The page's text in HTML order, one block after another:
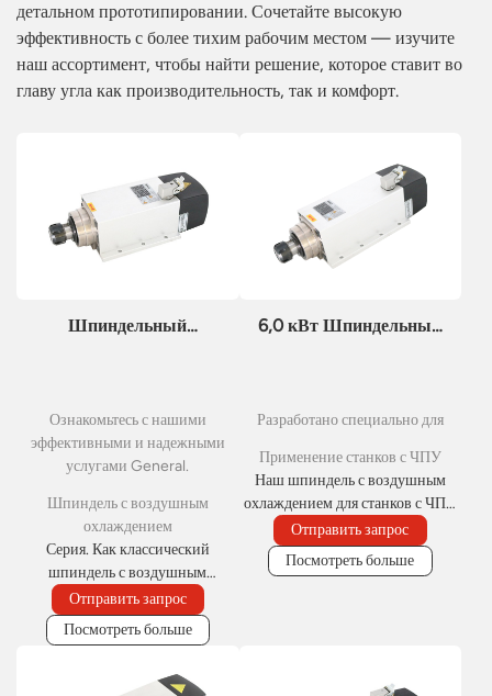
детальном прототипировании. Сочетайте высокую
эффективность с более тихим рабочим местом — изучите
наш ассортимент, чтобы найти решение, которое ставит во
главу угла как производительность, так и комфорт.
Шпиндельный
охлаждением, 18000 об/
мин.
Ознакомьтесь с нашими
эффективными и надежными
услугами General.
Шпиндель с воздушным
охлаждением
Серия. Как классический
шпиндель с воздушным
охлаждением, он обеспечивает
стабильную и долговременную
работу благодаря
охлаждению, устраняя
Отправить запрос
Посмотреть больше
6,0 кВт Шпиндельный
Разработано специально для
Применение станков с ЧПУ
Наш шпиндель с воздушным
охлаждением для станков с ЧПУ
обеспечивает высокую мощность
для автоматизированной
обработки. Этот шпиндель с
управления. Его эффективная
Отправить запрос
Посмотреть больше